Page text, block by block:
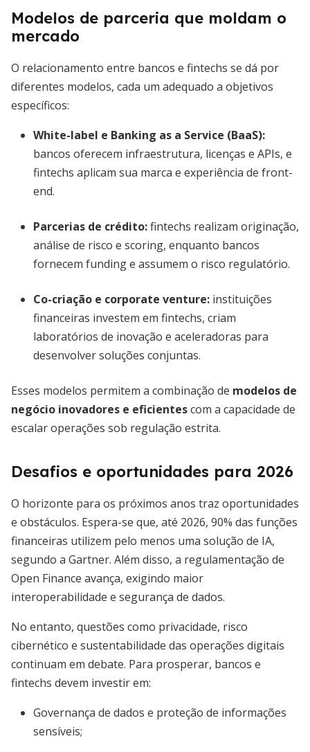
Modelos de parceria que moldam o
mercado
O relacionamento entre bancos e fintechs se dá por
diferentes modelos, cada um adequado a objetivos
específicos:
White-label e Banking as a Service (BaaS):
bancos oferecem infraestrutura, licenças e APIs, e
fintechs aplicam sua marca e experiência de front-
end.
Parcerias de crédito:fintechs realizam originação,
análise de risco e scoring, enquanto bancos
fornecem funding e assumem o risco regulatório.
Co-criação e corporate venture: instituições
financeiras investem em fintechs, criam
laboratórios de inovação e aceleradoras para
desenvolver soluções conjuntas.
Esses modelos permitem a combinação de modelos de
negócio inovadores e eficientescom a capacidade de
escalar operações sob regulação estrita.
Desafios e oportunidades para 2026
O horizonte para os próximos anos traz oportunidades
e obstáculos. Espera-se que, até 2026, 90% das funções
financeiras utilizem pelo menos uma solução de IA,
segundo a Gartner. Além disso, a regulamentação de
Open Finance avança, exigindo maior
interoperabilidade e segurança de dados.
No entanto, questões como privacidade, risco
cibernético e sustentabilidade das operações digitais
continuam em debate. Para prosperar, bancos e
fintechs devem investir em:
Governança de dados e proteção de informações
sensíveis;